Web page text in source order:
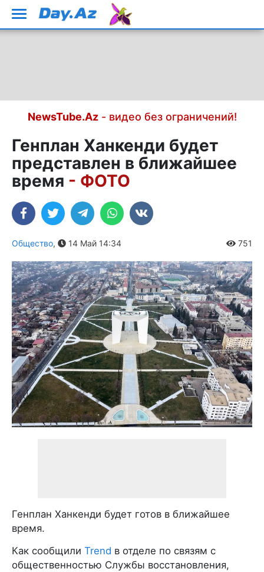
NewsTube.Az- видео без ограничений!
Генплан Ханкенди будет
представлен в ближайшее
время - ФОТО
Общество, 14 Май 14:34 751
Генплан Ханкенди будет готов в ближайшее
время.
Как сообщили Trend в отделе по связям с
общественностью Службы восстановления,